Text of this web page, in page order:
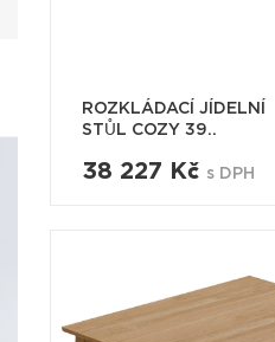
ROZKLÁDACÍ JÍDELNÍ
STŮL COZY 39..
38 227 Kč s DPH